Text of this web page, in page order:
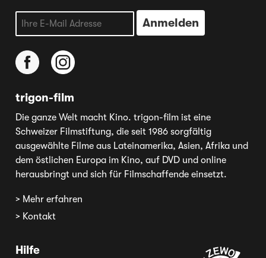
trigon-film
Die ganze Welt macht Kino. trigon-film ist eine
Schweizer Filmstiftung, die seit 1986 sorgfältig
ausgewählte Filme aus Lateinamerika, Asien, Afrika und
dem östlichen Europa im Kino, auf DVD und online
herausbringt und sich für Filmschaffende einsetzt.
> Mehr erfahren
> Kontakt
Hilfe